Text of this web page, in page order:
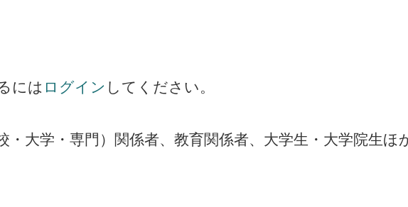
には ログイン してください。
・大学・専門）関係者、教育関係者、大学生・大学院生ほ